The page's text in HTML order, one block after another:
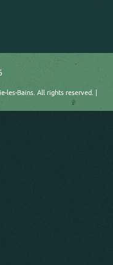
Bains. All rights reserved. |